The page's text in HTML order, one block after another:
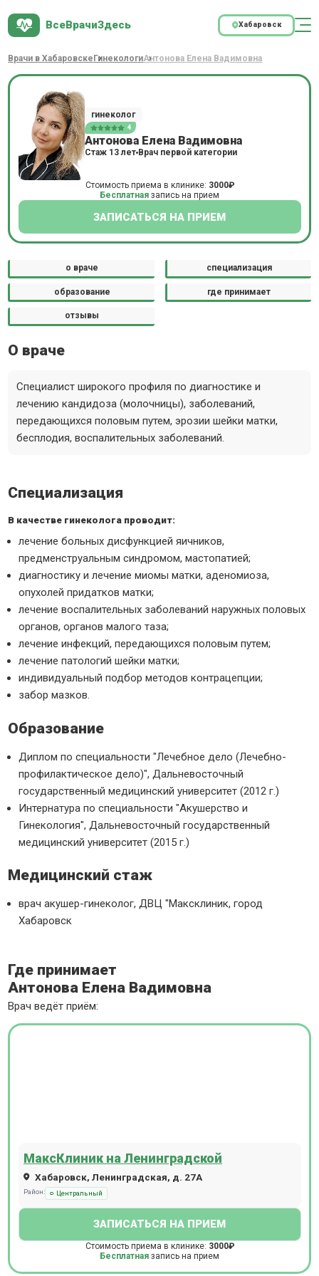
ВсеВрачиЗдесь Хабаровск
Врачи в Хабаровске ГинекологиАнтонова Елена Вадимовна
гинеколог
4
Антонова Елена Вадимовна
Стаж 13 лет Врач первой категории
Стоимость приема в клинике: 3000₽
Бесплатная запись на прием
ЗАПИСАТЬСЯ НА ПРИЕМ
о враче специализация
образование где принимает
отзывы
О враче
Специалист широкого профиля по диагностике и
лечению кандидоза (молочницы), заболеваний,
передающихся половым путем, эрозии шейки матки,
бесплодия, воспалительных заболеваний.
Специализация
В качестве гинеколога проводит:
лечение больных дисфункцией яичников,
предменструальным синдромом, мастопатией;
диагностику и лечение миомы матки, аденомиоза,
опухолей придатков матки;
лечение воспалительных заболеваний наружных половых
органов, органов малого таза;
лечение инфекций, передающихся половым путем;
лечение патологий шейки матки;
индивидуальный подбор методов контрацепции;
забор мазков.
Образование
Диплом по специальности "Лечебное дело (Лечебно-
профилактическое дело)", Дальневосточный
государственный медицинский университет (2012 г.)
Интернатура по специальности "Акушерство и
Гинекология", Дальневосточный государственный
медицинский университет (2015 г.)
Медицинский стаж
врач акушер-гинеколог, ДВЦ "Максклиник, город
Хабаровск
Где принимает
Антонова Елена Вадимовна
Врач ведёт приём:
МаксКлиник на Ленинградской
Хабаровск, Ленинградская, д. 27А
Район: Центральный
ЗАПИСАТЬСЯ НА ПРИЕМ
Стоимость приема в клинике: 3000₽
Бесплатная запись на прием